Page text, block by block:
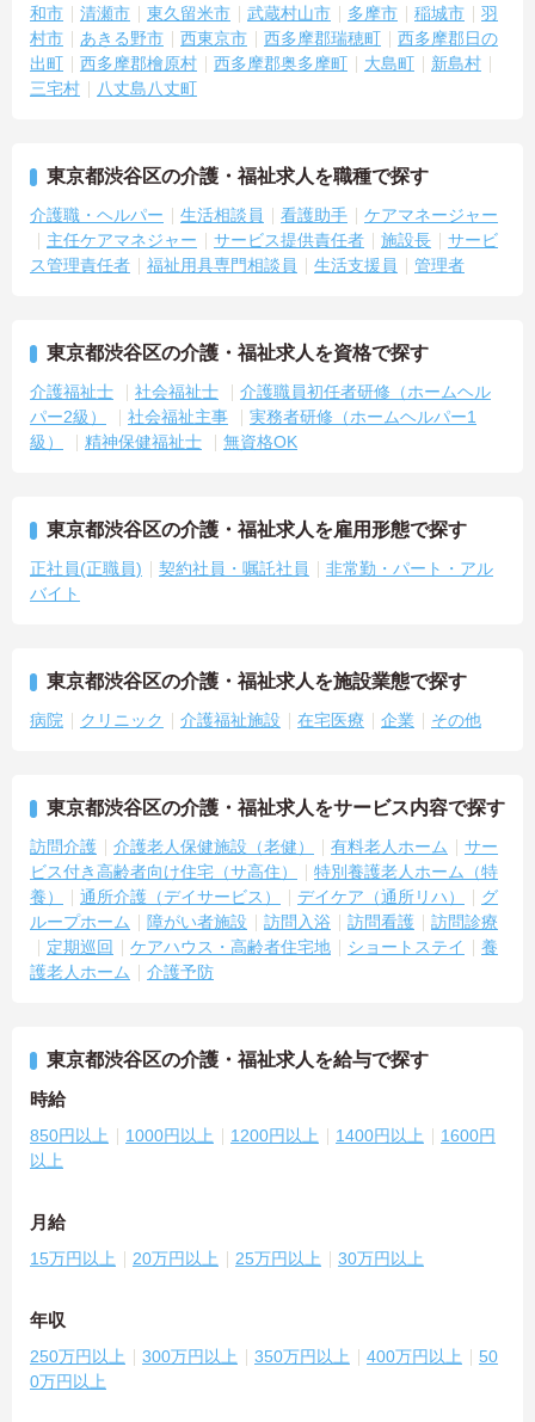
和市
清瀬市 東久留米市 武蔵村山市 多摩市 稲城市
羽
村市
あきる野市 西東京市 西多摩郡瑞穂町
西多摩郡日の
出町
西多摩郡檜原村 西多摩郡奥多摩町 大島町
新島村
三宅村
八丈島八丈町
東京都渋谷区の介護・福祉求人を職種で探す
介護職・ヘルパー 生活相談員 看護助手
ケアマネージャー
主任ケアマネジャー
サービス提供責任者 施設長
サービ
ス管理責任者
福祉用具専門相談員 生活支援員 管理者
東京都渋谷区の介護・福祉求人を資格で探す
介護福祉士 社会福祉士
介護職員初任者研修（ホームヘル
パー2級）
社会福祉主事
実務者研修（ホームヘルパー1
級）
精神保健福祉士 無資格OK
東京都渋谷区の介護・福祉求人を雇用形態で探す
正社員(正職員) 契約社員・嘱託社員
非常勤・パート・アル
バイト
東京都渋谷区の介護・福祉求人を施設業態で探す
病院 クリニック 介護福祉施設 在宅医療 企業 その他
東京都渋谷区の介護・福祉求人をサービス内容で探す
訪問介護 介護老人保健施設（老健） 有料老人ホーム
サー
ビス付き高齢者向け住宅（サ高住）
特別養護老人ホーム（特
養）
通所介護（デイサービス） デイケア（通所リハ）
グ
ループホーム
障がい者施設 訪問入浴 訪問看護
訪問診療
定期巡回
ケアハウス・高齢者住宅地 ショートステイ
養
護老人ホーム
介護予防
東京都渋谷区の介護・福祉求人を給与で探す
時給
850円以上 1000円以上 1200円以上 1400円以上
1600円
以上
月給
15万円以上 20万円以上 25万円以上 30万円以上
年収
250万円以上 300万円以上 350万円以上 400万円以上
50
0万円以上